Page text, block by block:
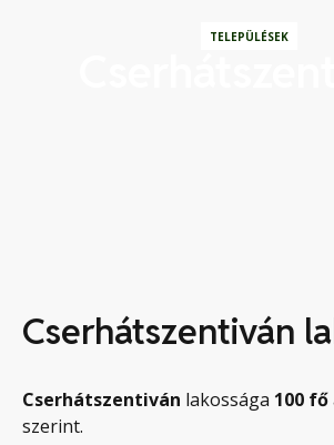
TELEPÜLÉSEK
Cserhátszentiván
Cserhátszentiván lakossága 100 fő
szerint.